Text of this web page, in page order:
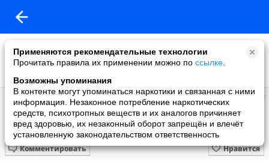
Применяются рекомендательные технологии
Прочитать правила их применении можно по ссылке
Возможны упоминания
В контенте могут упоминаться наркотики и связанная с ними
информация. Незаконное потребление наркотических
средств, психотропных веществ и их аналогов причиняет
вред здоровью, их незаконный оборот запрещён и влечёт
установленную законодательством ответственность
людмила
добавила видео
19.05.2011
САМЫЙ ПОЗИТИВНЫЙ КЛИП
Нравится
Комментировать